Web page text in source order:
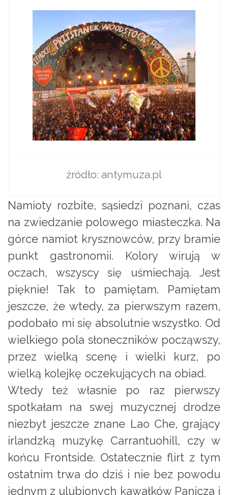
źródło: antymuza.pl
Namioty rozbite, sąsiedzi poznani, czas
na zwiedzanie polowego miasteczka. Na
górce namiot krysznowców, przy bramie
punkt gastronomii. Kolory wirują w
oczach, wszyscy się uśmiechają. Jest
pięknie! Tak to pamiętam. Pamiętam
jeszcze, że wtedy, za pierwszym razem,
podobało mi się absolutnie wszystko. Od
wielkiego pola słoneczników począwszy,
przez wielką scenę i wielki kurz, po
wielką kolejkę oczekujących na obiad.
Wtedy też własnie po raz pierwszy
spotkałam na swej muzycznej drodze
niezbyt jeszcze znane Lao Che, grający
irlandzką muzykę Carrantuohill, czy w
końcu Frontside. Ostatecznie flirt z tym
ostatnim trwa do dziś i nie bez powodu
jednym z ulubionych kawałków Panicza i